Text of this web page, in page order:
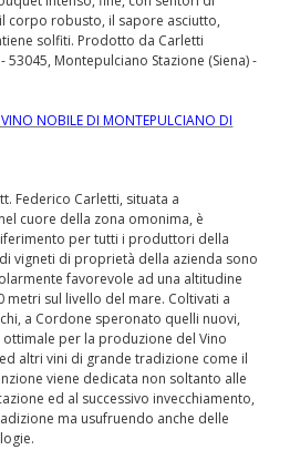
corpo robusto, il sapore asciutto,
solfiti. Prodotto da Carletti
53045, Montepulciano Stazione (Siena) -
NOBILE DI MONTEPULCIANO DI
Federico Carletti, situata a
cuore della zona omonima, è
per tutti i produttori della
vigneti di proprietà della azienda sono
favorevole ad una altitudine
metri sul livello del mare. Coltivati a
a Cordone speronato quelli nuovi,
per la produzione del Vino
altri vini di grande tradizione come il
viene dedicata non soltanto alle
ed al successivo invecchiamento,
ma usufruendo anche delle